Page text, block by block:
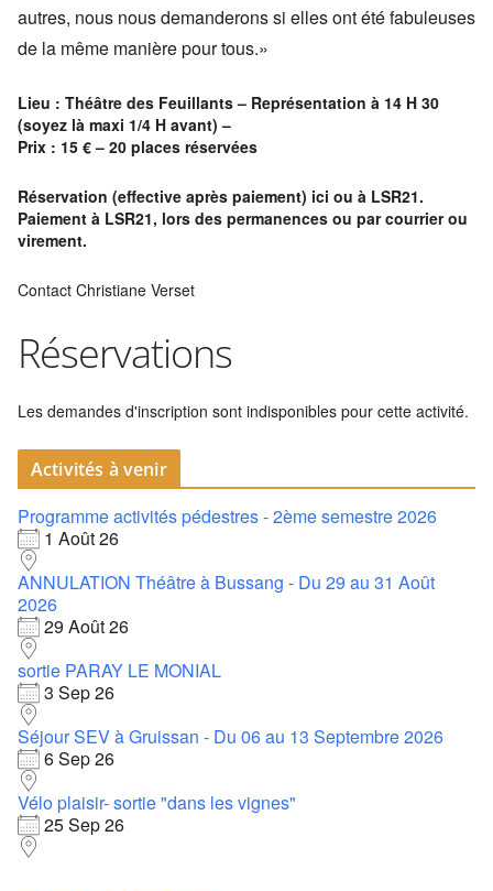
autres, nous nous demanderons si elles ont été fabuleuses
de la même manière pour tous.»
Lieu : Théâtre des Feuillants – Représentation à 14 H 30
(soyez là maxi 1/4 H avant) –
Prix : 15 € – 20 places réservées
Réservation (effective après paiement) ici ou à LSR21.
Paiement à LSR21, lors des permanences ou par courrier ou
virement.
Contact Christiane Verset
Réservations
Les demandes d'inscription sont indisponibles pour cette activité.
Activités à venir
Programme activités pédestres - 2ème semestre 2026
1 Août 26
ANNULATION Théâtre à Bussang - Du 29 au 31 Août
2026
29 Août 26
sortie PARAY LE MONIAL
3 Sep 26
Séjour SEV à Gruissan - Du 06 au 13 Septembre 2026
6 Sep 26
Vélo plaisir- sortie "dans les vignes"
25 Sep 26